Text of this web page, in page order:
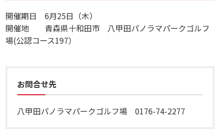
開催期日 6月25日（木）
開催地 青森県十和田市 八甲田パノラマパークゴルフ
場(公認コース197）
お問合せ先
八甲田パノラマパークゴルフ場 0176-74-2277